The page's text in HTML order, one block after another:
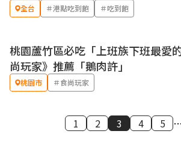
全台 ＃港點吃到飽 ＃吃到飽
桃園蘆竹區必吃「上班族下班最愛
尚玩家》推薦「鵝肉許」
桃園市 ＃食尚玩家
1 2 3 4 5 …